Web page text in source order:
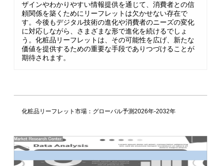
ザインやわかりやすい情報提供を通じて、消費者との信
頼関係を築くためにリーフレットは欠かせない存在で
す。今後もデジタル技術の進化や消費者のニーズの変化
に対応しながら、さまざまな形で進化を続けるでしょ
う。化粧品リーフレットは、その可能性を広げ、新たな
価値を提供するための重要な手段でありつづけることが
期待されます。
化粧品リーフレット市場：グローバル予測2026年-2032年